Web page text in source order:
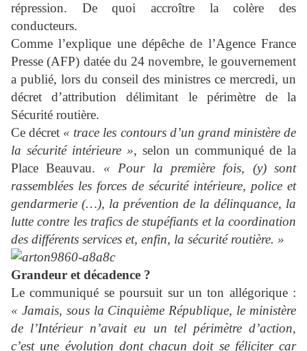
répression. De quoi accroître la colère des
conducteurs.
Comme l’explique une dépêche de l’Agence France
Presse (AFP) datée du 24 novembre, le gouvernement
a publié, lors du conseil des ministres ce mercredi, un
décret d’attribution délimitant le périmètre de la
Sécurité routière.
Ce décret « trace les contours d’un grand ministère de
la sécurité intérieure », selon un communiqué de la
Place Beauvau. « Pour la première fois, (y) sont
rassemblées les forces de sécurité intérieure, police et
gendarmerie (…), la prévention de la délinquance, la
lutte contre les trafics de stupéfiants et la coordination
des différents services et, enfin, la sécurité routière. »
Grandeur et décadence ?
Le communiqué se poursuit sur un ton allégorique :
« Jamais, sous la Cinquième République, le ministère
de l’Intérieur n’avait eu un tel périmètre d’action,
c’est une évolution dont chacun doit se féliciter car